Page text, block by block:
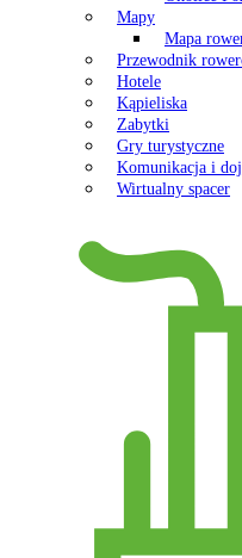
Mapy
Mapa
Przewodnik
Hotele
Kąpieliska
Zabytki
Gry turystyczne
Komunikacja i
Wirtualny spacer